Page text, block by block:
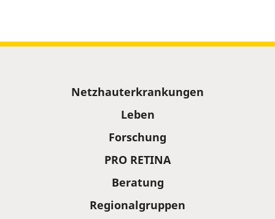
Netzhauterkrankungen
Leben
Forschung
PRO RETINA
Beratung
Regionalgruppen